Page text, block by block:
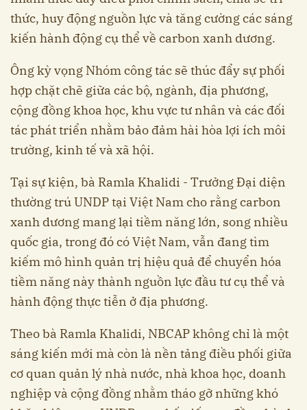
thức, huy động nguồn lực và tăng cường các sáng
kiến hành động cụ thể về carbon xanh dương.
Ông kỳ vọng Nhóm công tác sẽ thúc đẩy sự phối
hợp chặt chẽ giữa các bộ, ngành, địa phương,
cộng đồng khoa học, khu vực tư nhân và các đối
tác phát triển nhằm bảo đảm hài hòa lợi ích môi
trường, kinh tế và xã hội.
Tại sự kiện, bà Ramla Khalidi - Trưởng Đại diện
thường trú UNDP tại Việt Nam cho rằng carbon
xanh dương mang lại tiềm năng lớn, song nhiều
quốc gia, trong đó có Việt Nam, vẫn đang tìm
kiếm mô hình quản trị hiệu quả để chuyển hóa
tiềm năng này thành nguồn lực đầu tư cụ thể và
hành động thực tiễn ở địa phương.
Theo bà Ramla Khalidi, NBCAP không chỉ là một
sáng kiến mới mà còn là nền tảng điều phối giữa
cơ quan quản lý nhà nước, nhà khoa học, doanh
nghiệp và cộng đồng nhằm tháo gỡ những khó